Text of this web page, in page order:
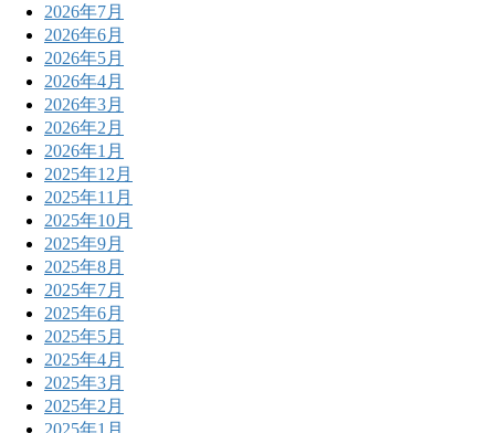
2026年7月
2026年6月
2026年5月
2026年4月
2026年3月
2026年2月
2026年1月
2025年12月
2025年11月
2025年10月
2025年9月
2025年8月
2025年7月
2025年6月
2025年5月
2025年4月
2025年3月
2025年2月
2025年1月